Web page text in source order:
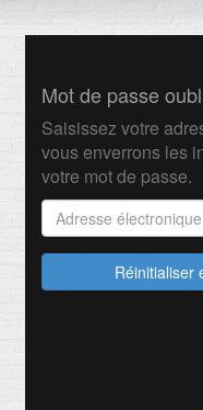
Mot de passe
Saisissez votre
vous enverrons les
votre mot de passe.
Réinitialiser